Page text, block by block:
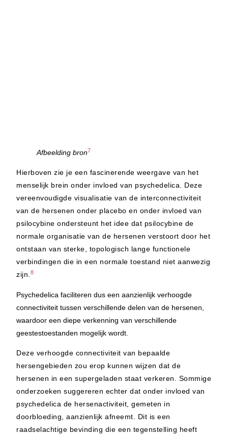
Afbeelding bron7
Hierboven zie je een fascinerende weergave van het
menselijk brein onder invloed van psychedelica. Deze
vereenvoudigde visualisatie van de interconnectiviteit
van de hersenen onder placebo en onder invloed van
psilocybine ondersteunt het idee dat psilocybine de
normale organisatie van de hersenen verstoort door het
ontstaan van sterke, topologisch lange functionele
verbindingen die in een normale toestand niet aanwezig
zijn. 8
Psychedelica faciliteren dus een aanzienlijk verhoogde
connectiviteit tussen verschillende delen van de hersenen,
waardoor een diepe verkenning van verschillende
geestestoestanden mogelijk wordt.
Deze verhoogde connectiviteit van bepaalde
hersengebieden zou erop kunnen wijzen dat de
hersenen in een supergeladen staat verkeren. Sommige
onderzoeken suggereren echter dat onder invloed van
psychedelica de hersenactiviteit, gemeten in
doorbloeding, aanzienlijk afneemt. Dit is een
raadselachtige bevinding die een tegenstelling heeft